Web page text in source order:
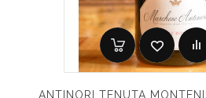
ANTINORI TENUTA